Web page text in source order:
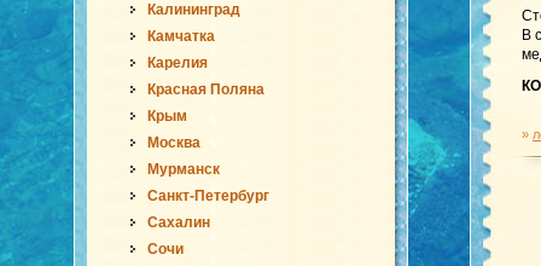
Калининград
Камчатка
Карелия
Красная Поляна
Крым
Москва
Мурманск
Санкт-Петербург
Сахалин
Сочи
В
»